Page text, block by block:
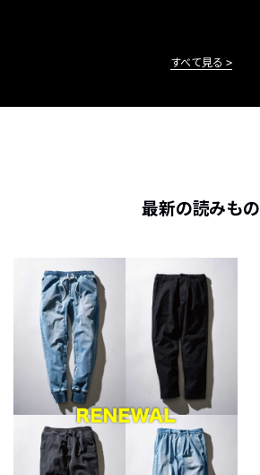
すべて見る
最新の読みもの